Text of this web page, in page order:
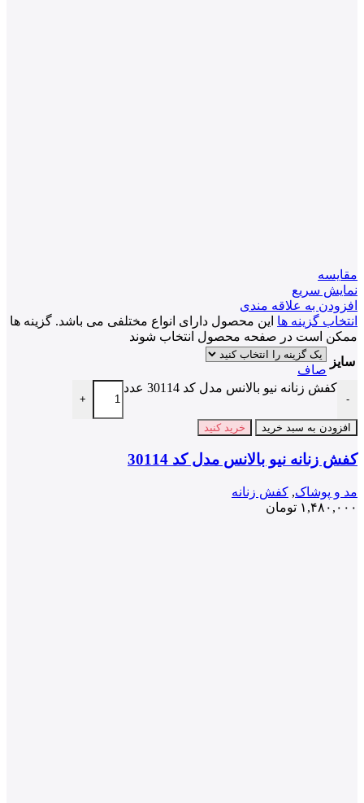
مقايسه
نمایش سریع
افزودن به علاقه مندی
انتخاب گزینه ها این محصول دارای انواع مختلفی می باشد. گزینه ها
ممکن است در صفحه محصول انتخاب شوند
سایز
صاف
-
کفش زنانه نیو بالانس مدل کد 30114 عدد
+
افزودن به سبد خرید خرید کنید
کفش زنانه نیو بالانس مدل کد 30114
مد و پوشاک, کفش زنانه
۱,۴۸۰,۰۰۰ تومان